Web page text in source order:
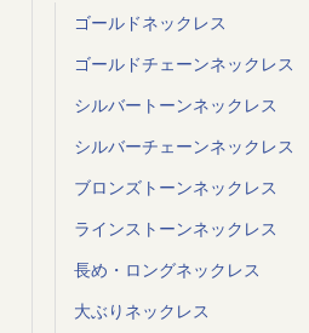
ゴールドネックレス
ゴールドチェーンネックレス
シルバートーンネックレス
シルバーチェーンネックレス
ブロンズトーンネックレス
ラインストーンネックレス
長め・ロングネックレス
大ぶりネックレス